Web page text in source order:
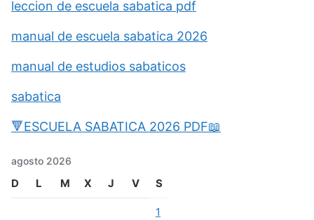
leccion de escuela sabatica pdf
manual de escuela sabatica 2026
manual de estudios sabaticos
sabatica
🔻ESCUELA SABATICA 2026 PDF📖
agosto 2026
D L M X J V S
1